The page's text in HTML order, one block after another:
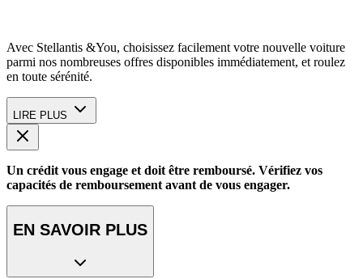
Avec Stellantis &You, choisissez facilement votre nouvelle voiture
parmi nos nombreuses offres disponibles immédiatement, et roulez
en toute sérénité.
LIRE PLUS
Un crédit vous engage et doit être remboursé. Vérifiez vos
capacités de remboursement avant de vous engager.
EN SAVOIR PLUS